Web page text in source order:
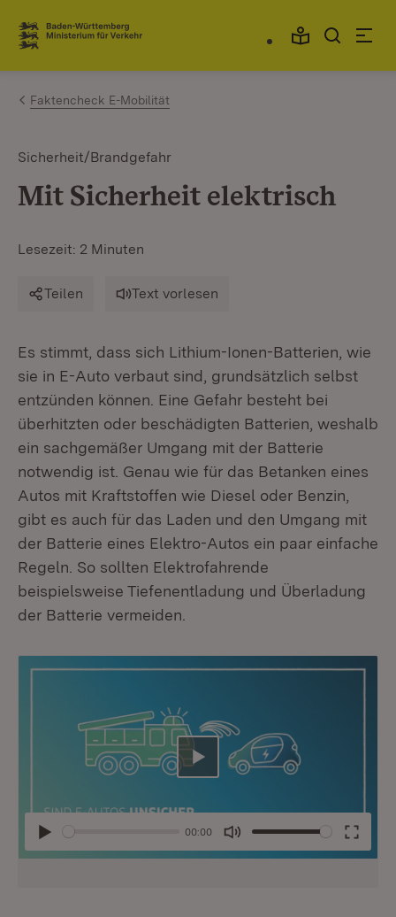
Zum Inhalt springen
Link zur Startseite
Faktencheck E-Mobilität
Sicherheit/Brandgefahr
Mit Sicherheit elektrisch
Lesezeit: 2 Minuten
Teilen Text vorlesen
Es stimmt, dass sich Lithium-Ionen-Batterien, wie
sie in E-Auto verbaut sind, grundsätzlich selbst
entzünden können. Eine Gefahr besteht bei
überhitzten oder beschädigten Batterien, weshalb
ein sachgemäßer Umgang mit der Batterie
notwendig ist. Genau wie für das Betanken eines
Autos mit Kraftstoffen wie Diesel oder Benzin,
gibt es auch für das Laden und den Umgang mit
der Batterie eines Elektro-Autos ein paar einfache
Regeln. So sollten Elektrofahrende
beispielsweise Tiefenentladung und Überladung
der Batterie vermeiden.
Abspielen
00:00
Mute
Enter
Abspielen